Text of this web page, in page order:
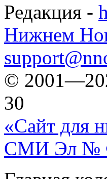
Редакция -
Нижнем
©
30
«Сайт для
СМИ Эл №